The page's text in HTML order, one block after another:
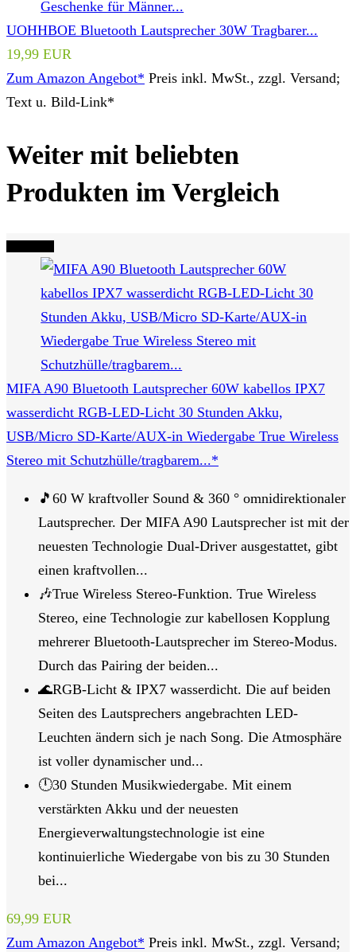
UOHHBOE Bluetooth Lautsprecher 30W Tragbarer...
19,99 EUR
Zum Amazon Angebot* Preis inkl. MwSt., zzgl. Versand;
Text u. Bild-Link*
Weiter mit beliebten
Produkten im Vergleich
MIFA A90 Bluetooth Lautsprecher 60W kabellos IPX7
wasserdicht RGB-LED-Licht 30 Stunden Akku,
USB/Micro SD-Karte/AUX-in Wiedergabe True Wireless
Stereo mit Schutzhülle/tragbarem...*
🎵60 W kraftvoller Sound & 360 ° omnidirektionaler
Lautsprecher. Der MIFA A90 Lautsprecher ist mit der
neuesten Technologie Dual-Driver ausgestattet, gibt
einen kraftvollen...
🎶True Wireless Stereo-Funktion. True Wireless
Stereo, eine Technologie zur kabellosen Kopplung
mehrerer Bluetooth-Lautsprecher im Stereo-Modus.
Durch das Pairing der beiden...
🌊RGB-Licht & IPX7 wasserdicht. Die auf beiden
Seiten des Lautsprechers angebrachten LED-
Leuchten ändern sich je nach Song. Die Atmosphäre
ist voller dynamischer und...
🕛30 Stunden Musikwiedergabe. Mit einem
verstärkten Akku und der neuesten
Energieverwaltungstechnologie ist eine
kontinuierliche Wiedergabe von bis zu 30 Stunden
bei...
69,99 EUR
Zum Amazon Angebot* Preis inkl. MwSt., zzgl. Versand;